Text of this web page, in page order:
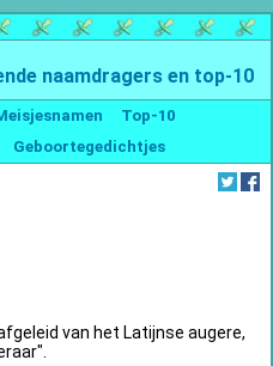
naamdragers en top-10
Top-10
Geboortegedichtjes
van het Latijnse augere,